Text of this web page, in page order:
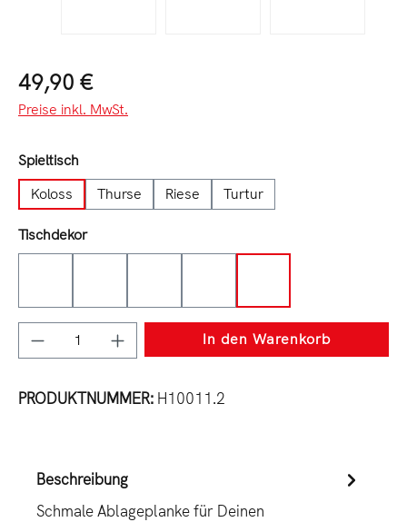
Regulärer Preis:
49,90 €
Preise inkl. MwSt.
Spieltisch
Koloss
Thurse Riese Turtur
Tischdekorauswählen
Produkt Anzahl: Gib den gewünschten
In den Warenkorb
PRODUKTNUMMER: H10011.2
Beschreibung
Schmale Ablageplanke für Deinen